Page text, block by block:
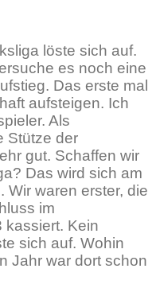
löste sich auf.
es noch eine
Das erste mal
aufsteigen. Ich
Als
Stütze der
gut. Schaffen wir
Das wird sich am
Wir waren erster, die
im
kassiert. Kein
sich auf. Wohin
Jahr war dort schon